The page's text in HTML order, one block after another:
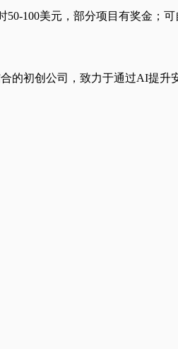
100美元，部分项目有奖金；
的初创公司，致力于通过AI提